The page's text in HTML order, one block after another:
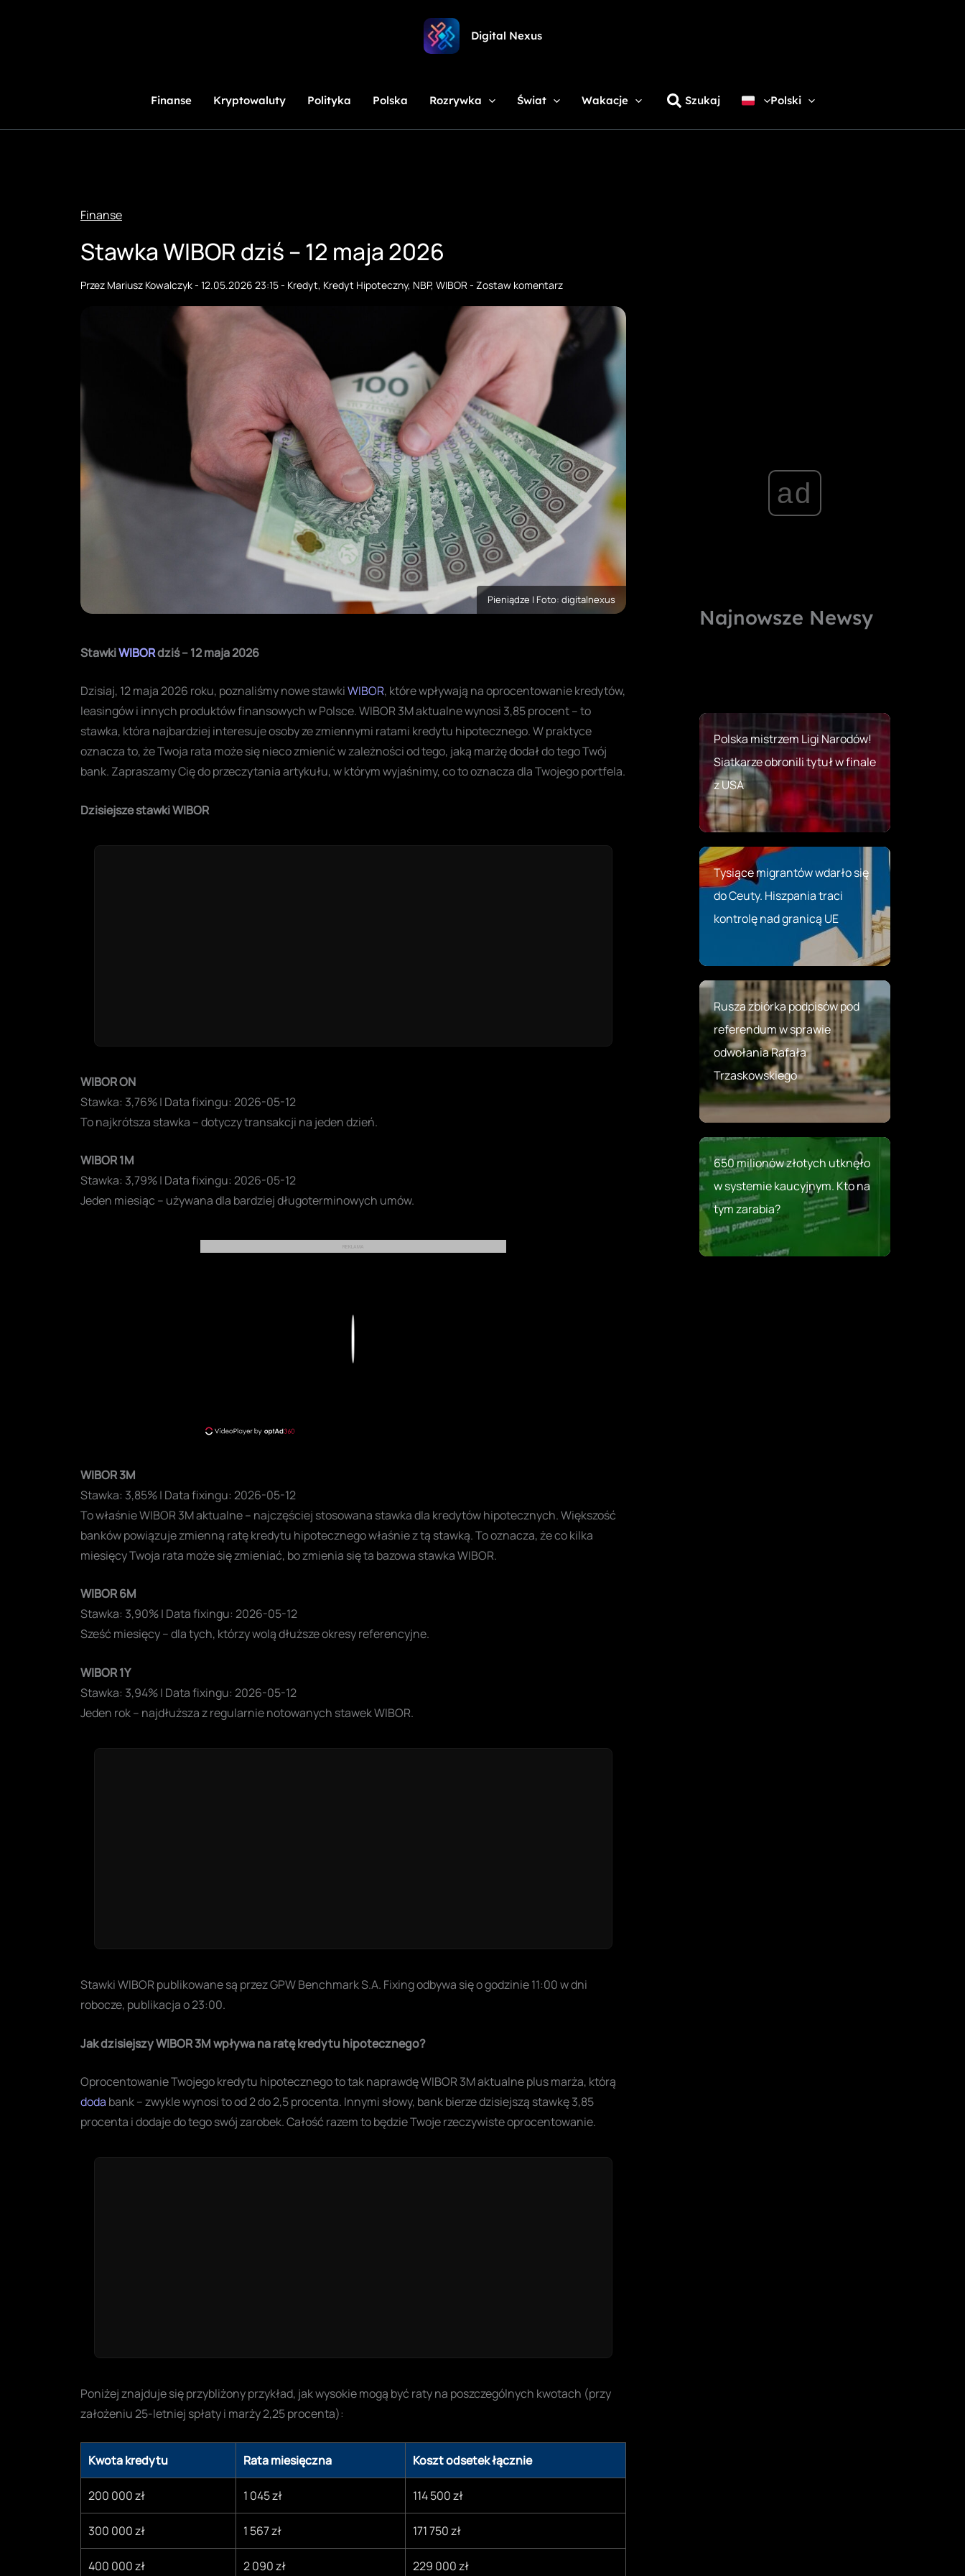
Digital Nexus
Finanse Kryptowaluty Polityka Polska Rozrywka Świat Wakacje Szukaj Polski
Finanse
Stawka WIBOR dziś – 12 maja 2026
Przez Mariusz Kowalczyk- 12.05.2026 23:15- Kredyt, Kredyt Hipoteczny, NBP, WIBOR - Zostaw komentarz
Pieniądze | Foto: digitalnexus
StawkiWIBORdziś – 12 maja 2026
Dzisiaj, 12 maja 2026 roku, poznaliśmy nowe stawkiWIBOR, które wpływają na oprocentowanie kredytów,
leasingów i innych produktów finansowych w Polsce. WIBOR 3M aktualne wynosi 3,85 procent – to
stawka, która najbardziej interesuje osoby ze zmiennymi ratami kredytu hipotecznego. W praktyce
oznacza to, że Twoja rata może się nieco zmienić w zależności od tego, jaką marżę dodał do tego Twój
bank. Zapraszamy Cię do przeczytania artykułu, w którym wyjaśnimy, co to oznacza dla Twojego portfela.
Dzisiejsze stawki WIBOR
WIBOR ON
Stawka: 3,76% | Data fixingu: 2026-05-12
To najkrótsza stawka – dotyczy transakcji na jeden dzień.
WIBOR 1M
Stawka: 3,79% | Data fixingu: 2026-05-12
Jeden miesiąc – używana dla bardziej długoterminowych umów.
REKLAMA
WIBOR 3M
Stawka: 3,85% | Data fixingu: 2026-05-12
To właśnie WIBOR 3M aktualne – najczęściej stosowana stawka dla kredytów hipotecznych. Większość
banków powiązuje zmienną ratę kredytu hipotecznego właśnie z tą stawką. To oznacza, że co kilka
miesięcy Twoja rata może się zmieniać, bo zmienia się ta bazowa stawka WIBOR.
WIBOR 6M
Stawka: 3,90% | Data fixingu: 2026-05-12
Sześć miesięcy – dla tych, którzy wolą dłuższe okresy referencyjne.
WIBOR 1Y
Stawka: 3,94% | Data fixingu: 2026-05-12
Jeden rok – najdłuższa z regularnie notowanych stawek WIBOR.
Stawki WIBOR publikowane są przez GPW Benchmark S.A. Fixing odbywa się o godzinie 11:00 w dni
robocze, publikacja o 23:00.
Jak dzisiejszy WIBOR 3M wpływa na ratę kredytu hipotecznego?
Oprocentowanie Twojego kredytu hipotecznego to tak naprawdę WIBOR 3M aktualne plus marża, którą
doda bank – zwykle wynosi to od 2 do 2,5 procenta. Innymi słowy, bank bierze dzisiejszą stawkę 3,85
procenta i dodaje do tego swój zarobek. Całość razem to będzie Twoje rzeczywiste oprocentowanie.
Poniżej znajduje się przybliżony przykład, jak wysokie mogą być raty na poszczególnych kwotach (przy
założeniu 25-letniej spłaty i marży 2,25 procenta):
Kwota kredytu Rata miesięczna Koszt odsetek łącznie
200 000 zł 1 045 zł 114 500 zł
300 000 zł 1 567 zł 171 750 zł
400 000 zł 2 090 zł 229 000 zł
ad
Najnowsze Newsy
Polska mistrzem Ligi Narodów!
Siatkarze obronili tytuł w finale
z USA
Tysiące migrantów wdarło się
do Ceuty. Hiszpania traci
kontrolę nad granicą UE
Rusza zbiórka podpisów pod
referendum w sprawie
odwołania Rafała
Trzaskowskiego
650 milionów złotych utknęło
w systemie kaucyjnym. Kto na
tym zarabia?